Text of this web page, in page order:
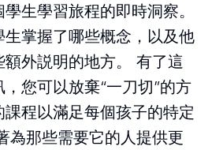
生學習旅程的即時洞察。
掌握了哪些概念，以及他
外説明的地方。 有了這
您可以放棄“一刀切”的方
程以滿足每個孩子的特定
為那些需要它的人提供更